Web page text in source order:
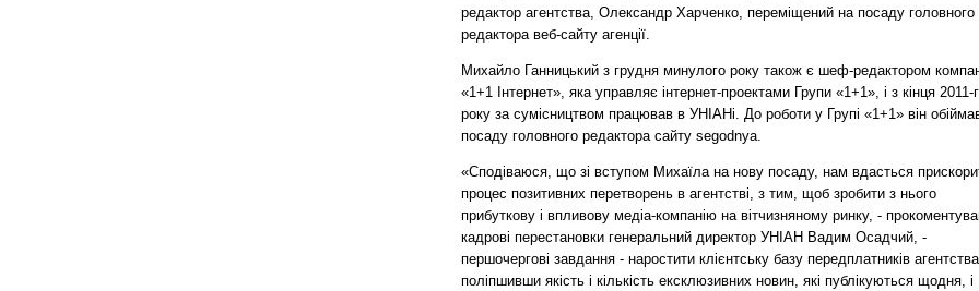
редактор агентства, Олександр Харченко, переміщений на посаду головного
редактора веб-сайту агенції.
Михайло Ганницький з грудня минулого року також є шеф-редактором
«1+1 Інтернет», яка управляє інтернет-проектами Групи «1+1», і з кінця 2011-
року за сумісництвом працював в УНІАНі. До роботи у Групі «1+1» він
посаду головного редактора сайту segodnya.
«Сподіваюся, що зі вступом Михаїла на нову посаду, нам вдасться
процес позитивних перетворень в агентстві, з тим, щоб зробити з нього
прибуткову і впливову медіа-компанію на вітчизняному ринку, -
кадрові перестановки генеральний директор УНІАН Вадим Осадчий, -
першочергові завдання - наростити клієнтську базу передплатників
поліпшивши якість і кількість ексклюзивних новин, які публікуються щодня, і